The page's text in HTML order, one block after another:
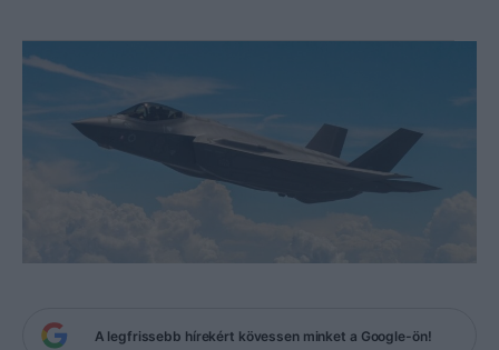
A legfrissebb hírekért kövessen minket a Google-ön!